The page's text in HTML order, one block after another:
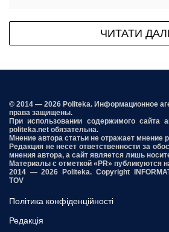
ЧИТАТИ ДАЛІ
© 2014 — 2026 Politeka. Информационное
права защищены.
При использовании содержимого сайта
politeka.net обязательна.
Мнение автора статьи не отражает мнение
Редакция не несет ответственности за
мнения автора, а сайт является лишь
Материалы с отметкой «PR» публикуются
2014 — 2026 Politeka. Copyright
TOV
Політика конфіденційності
Редакція